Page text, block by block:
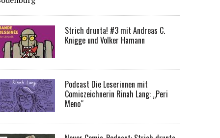
Strich drunta! #3 mit Andreas C.
Knigge und Volker Hamann
Podcast Die Leserinnen mit
Comiczeichnerin Rinah Lang: „Peri
Meno“